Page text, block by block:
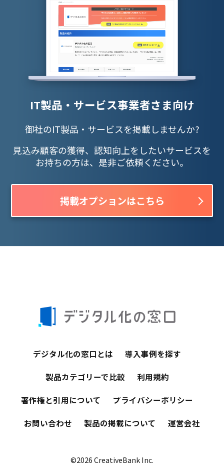
IT製品・サービス事業者さま向け
御社のIT製品・サービスを掲載しませんか?
見込み顧客の獲得、認知向上をしたいサービスを
お持ちの方は、是非ご依頼ください。
掲載オプションはこちら
デジタル化の窓口とは 導入事例を探す
製品カテゴリーで比較 利用規約
著作権と引用について プライバシーポリシー
お問い合わせ 製品の掲載について 運営会社
©2026 CreativeBank Inc.